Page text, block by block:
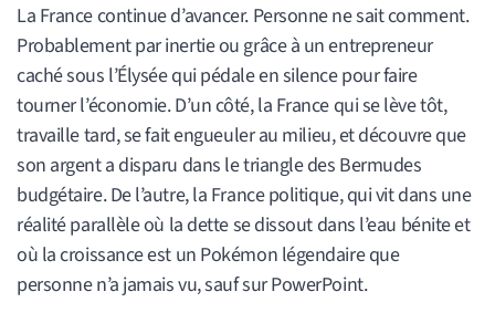
La France continue d’avancer. Personne ne sait comment.
Probablement par inertie ou grâce à un entrepreneur
caché sous l’Élysée qui pédale en silence pour faire
tourner l’économie. D’un côté, la France qui se lève tôt,
travaille tard, se fait engueuler au milieu, et découvre que
son argent a disparu dans le triangle des Bermudes
budgétaire. De l’autre, la France politique, qui vit dans une
réalité parallèle où la dette se dissout dans l’eau bénite et
où la croissance est un Pokémon légendaire que
personne n’a jamais vu, sauf sur PowerPoint.